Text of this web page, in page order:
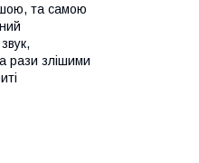
та самою
рази злішими